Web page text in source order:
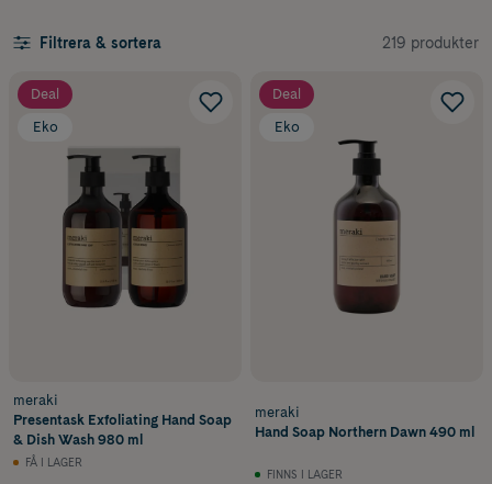
Filtrera & sortera 219 produkter
Deal
Eko
meraki
Presentask Exfoliating Hand Soap
& Dish Wash 980 ml
FÅ I LAGER
Deal
Eko
meraki
Hand Soap Northern Dawn 490 ml
FINNS I LAGER